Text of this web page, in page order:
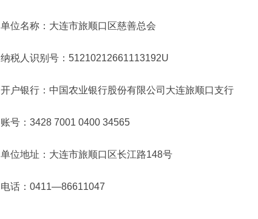
单位名称：大连市旅顺口区慈善总会
纳税人识别号：51210212661113192U
开户银行：中国农业银行股份有限公司大连旅顺口支行
账号：3428 7001 0400 34565
单位地址：大连市旅顺口区长江路148号
电话：0411—86611047